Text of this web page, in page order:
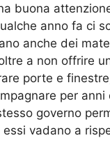
buona
anno fa ci
anche dei
a non offrire
porte e
per
governo
essi vadano a